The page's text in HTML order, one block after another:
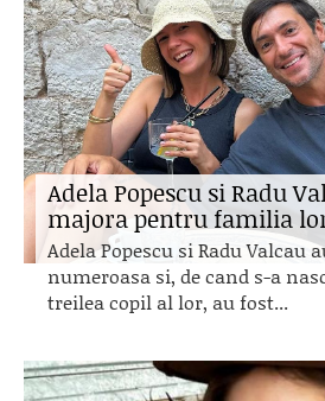
Adela Popescu si Radu
majora pentru familia
Adela Popescu si Radu Valcau
numeroasa si, de cand s-a
treilea copil al lor, au fost...